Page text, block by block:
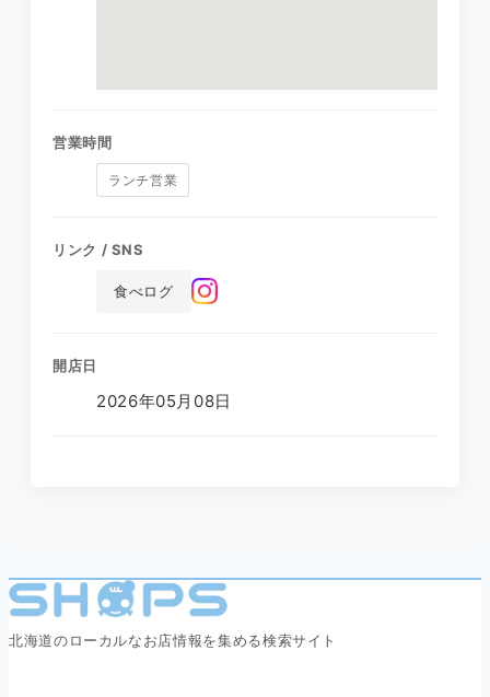
営業時間
ランチ営業
リンク / SNS
食べログ
開店日
2026年05月08日
北海道のローカルなお店情報を集める検索サイト